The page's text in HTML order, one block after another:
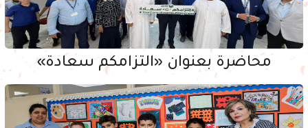
محاضرة بعنوان «التزامكم سعادة»